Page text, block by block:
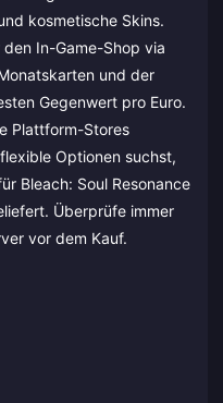
kosmetische Skins.
In-Game-Shop via
und der
Gegenwert pro Euro.
Plattform-Stores
Optionen suchst,
Bleach: Soul Resonance
Überprüfe immer
vor dem Kauf.